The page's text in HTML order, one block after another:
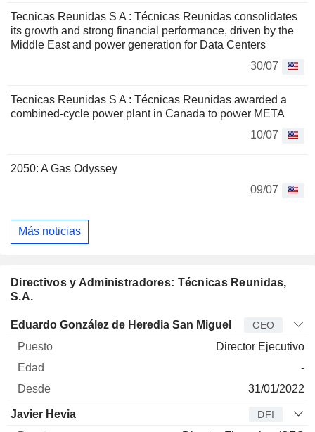
Tecnicas Reunidas S A : Técnicas Reunidas consolidates
its growth and strong financial performance, driven by the
Middle East and power generation for Data Centers
30/07
Tecnicas Reunidas S A : Técnicas Reunidas awarded a
combined-cycle power plant in Canada to power META
10/07
2050: A Gas Odyssey
09/07
Más noticias
Directivos y Administradores: Técnicas Reunidas,
S.A.
Director Puesto Edad Desde
Eduardo González de Heredia San Miguel CEO
Director Ejecutivo
-
31/01/2022
Javier Hevia DFI